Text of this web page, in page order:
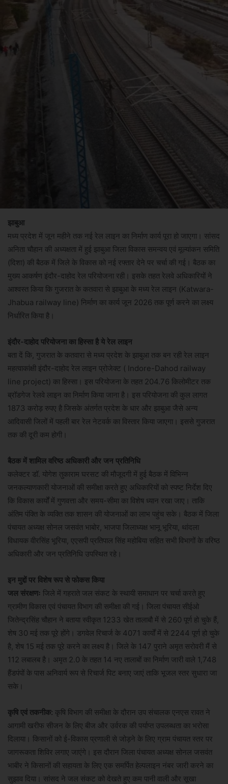
झाबुआ
मध्य प्रदेश में जून महीने तक नई रेल लाइन का निर्माण कार्य पूरा हो जाएगा। सांसद
अनिता चौहान की अध्यक्षता में हुई झाबुआ जिला विकास समन्वय एवं मूल्यांकन समिति
(दिशा) की बैठक में जिले के विकास को नई रफ्तार देने पर चर्चा की गई। बैठक का
मुख्य आकर्षण इंदौर-दाहोद रेल परियोजना रही। इसके तहत रेलवे अधिकारियों ने
आश्वस्त किया कि गुजरात के कतवारा से झाबुआ के मध्य रेल लाइन (Katwara-
Jhabua railway line) निर्माण का कार्य जून 2026 तक पूर्ण करने का लक्ष्य
निर्धारित किया है।
इंदौर-दाहोद परियोजना का हिस्सा है ये रेल लाइन
बता दें कि, गुजरात के कतवारा से मध्य प्रदेश के झाबुआ तक बन रही रेल लाइन
महत्वाकांक्षी इंदौर-दाहोद रेल लाइन प्रोजेक्ट ( Indore-Dahod railway
line project) का हिस्सा। इस परियोजना के तहत 204.76 किलोमीटर तक
ब्रॉडगेज रेलवे लाइन का निर्माण किया जाना है। इस परियोजना की कुल लागत
1873 करोड़ रुपए है जिसके अंतर्गत प्रदेश के धार और झाबुआ जैसे अन्य
आदिवासी जिलों में पहली बार रेल नेटवर्क का विस्तार किया जाएगा। इससे गुजरात
तक की दूरी कम होगी।
बैठक में शामिल वरिष्ठ अधिकारी और जन प्रतिनिधि
कलेक्टर डॉ. योगेश तुकाराम घरसट की मौजूदगी में हुई बैठक में विभिन्न
जनकल्याणकारी योजनाओं की समीक्षा करते हुए अधिकारियों को स्पष्ट निर्देश दिए
कि विकास कार्यों में गुणवत्ता और समय-सीमा का विशेष ध्यान रखा जाए। ताकि
अंतिम पंक्ति के व्यक्ति तक शासन की योजनाओं का लाभ पहुंच सके। बैठक में जिला
पंचायत अध्यक्ष सोनल जसवंत भाबोर, भाजपा जिलाध्यक्ष भानू भूरिया, थांदला
विधायक वीरसिंह भूरिया, एएसपी प्रतिपाल सिंह महोबिया सहित सभी विभागों के वरिष्ठ
अधिकारी और जन प्रतिनिधि उपस्थित रहे।
इन मुद्दों पर विशेष रूप से फोकस किया
जल संरक्षणः जिले में गहराते जल संकट के स्थायी समाधान पर चर्चा करते हुए
ग्रामीण विकास एवं पंचायत विभाग की समीक्षा की गई। जिला पंचायत सीईओ
जितेन्द्रसिंह चौहान ने बताया स्वीकृत 1233 खेत तालाबौ में से 260 पूर्ण हो चुके हैं,
शेष 30 मई तक पूरे होंगे। डगवेल रिचार्ज के 4071 कार्यों में से 2244 पूर्ण हो चुके
है, शेष 15 मई तक पूरे करने का लक्ष्य है। जिले के 147 पुराने अमृत सरोवरी मैं से
112 लबालब है। अमृत 2.0 के तहत 14 नए तालाबों का निर्माण जारी वाले 1,748
हैंडपंपों के पास अनिवार्य रूप से रिचार्ज पिट बनाए जाएं ताकि भूजल स्तर सुधारा जा
सके।
कृषि एवं तकनीक: कृषि विभाग की समीक्षा के दौरान उप संचालक एनएस रावत ने
आगामी खरीफ सीजन के लिए बीज और उर्वरक की पर्याप्त उपलब्धता का भरोसा
दिलाया। किसानों को ई-विकास प्रणाली से जोड़ने के लिए ग्राम पंचायत स्तर पर
जागरूकता शिविर लगाए जाएंगे। इस दौरान जिला पंचायत अध्यक्ष सोनल जसवंत
भाबीर ने किसानों की सहायता के लिए एक समर्पित हेल्पलाइन नंबर जारी करने का
सुझाव दिया। सांसद ने जल संकट को देखते हुए कम पानी वाली और सूखा